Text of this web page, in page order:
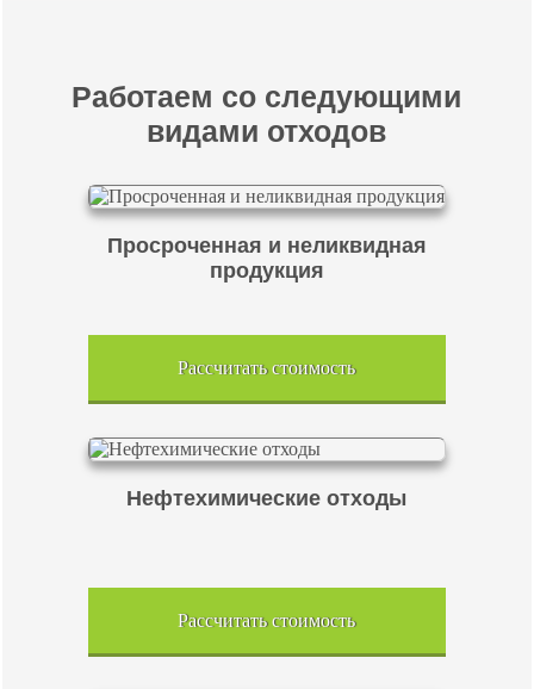
Работаем со следующими
видами отходов
Просроченная и неликвидная
продукция
Рассчитать стоимость
Нефтехимические отходы
Рассчитать стоимость